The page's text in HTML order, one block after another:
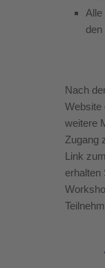
Alle
den
Nach
Website
weitere
Zugang
Link
erhalten